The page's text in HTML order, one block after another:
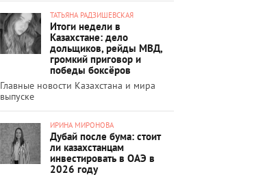
ТАТЬЯНА РАДЗИШЕВСКАЯ
Итоги недели в
Казахстане: дело
дольщиков, рейды МВД,
громкий приговор и
победы боксёров
Главные новости Казахстана и мира
выпуске
ИРИНА МИРОНОВА
Дубай после бума: стоит
ли казахстанцам
инвестировать в ОАЭ в
2026 году